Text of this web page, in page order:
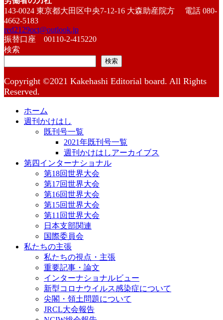
143-0024 東京都大田区中央7-12-16 大森助産院方 電話 080-
4662-5183
red2129oct@outlook.jp
振替口座 00110-2-415220
検索
検索
Copyright ©2021 Kakehashi Editorial board. All Rights
Reserved.
ホーム
週刊かけはし
既刊号一覧
2021年既刊号一覧
週刊かけはしアーカイブス
第四インターナショナル
第18回世界大会
第17回世界大会
第16回世界大会
第15回世界大会
第11回世界大会
日本支部関連
国際委員会
私たちの主張
私たちの視点・主張
重要記事・論文
インターナショナルビュー
新型コロナウイルス感染症について
尖閣・領土問題について
JRCL大会報告